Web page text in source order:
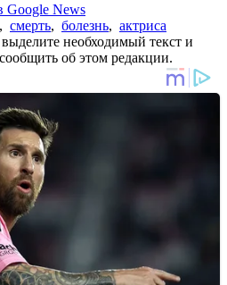
Google News
, смерть, болезнь, актриса
необходимый текст и
об этом редакции.